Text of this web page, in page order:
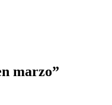
marzo”